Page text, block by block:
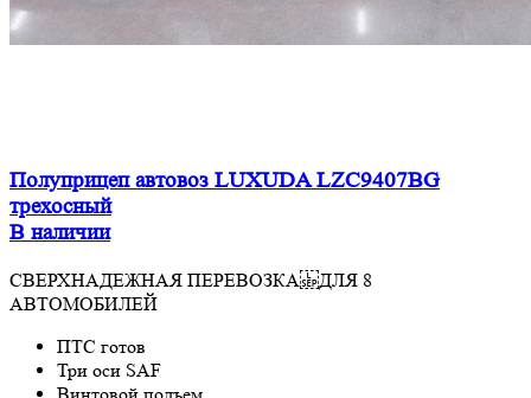
Полуприцеп автовоз LUXUDA LZC9407BG
трехосный
В наличии
СВЕРХНАДЕЖНАЯ ПЕРЕВОЗКА ДЛЯ 8
АВТОМОБИЛЕЙ
ПТС готов
Три оси SAF